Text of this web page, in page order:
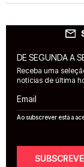
DE SEGUNDA A
Receba uma
notícias de última
Email
Ao subscrever está a